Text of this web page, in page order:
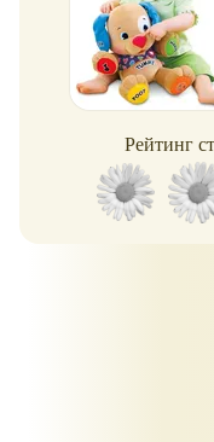
Рейтинг